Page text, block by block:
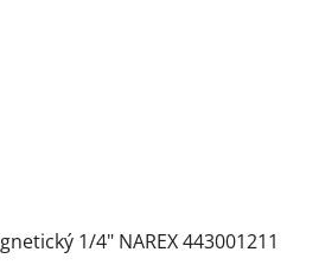
1/4" NAREX 443001211